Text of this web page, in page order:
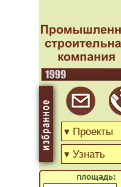
площадь: